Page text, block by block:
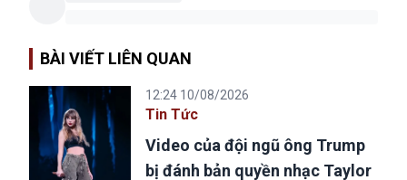
BÀI VIẾT LIÊN QUAN
12:24 10/08/2026
Tin Tức
Video của đội ngũ ông Trump
bị đánh bản quyền nhạc Taylor